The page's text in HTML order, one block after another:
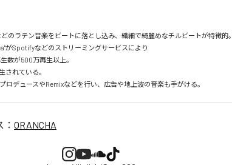
のラテン音楽をビートに落とし込み、繊細で綺麗めなチルビートが特徴的。
がSpotifyなどのストリーミングサービスにより
数が500万再生以上。
されている。
ロデュースやRemixなどを行い、広告や地上波の音楽も手がける。
ORANCHA